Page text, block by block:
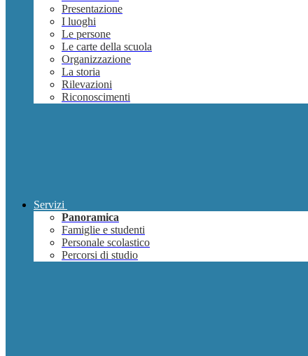
Presentazione
I luoghi
Le persone
Le carte della scuola
Organizzazione
La storia
Rilevazioni
Riconoscimenti
Servizi
Panoramica
Famiglie e studenti
Personale scolastico
Percorsi di studio